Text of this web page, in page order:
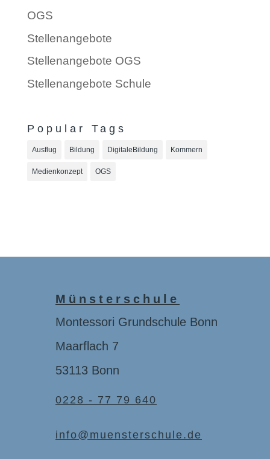
OGS
Stellenangebote
Stellenangebote OGS
Stellenangebote Schule
Popular Tags
Ausflug Bildung DigitaleBildung Kommern
Medienkonzept OGS
Münsterschule
Montessori Grundschule Bonn
Maarflach 7
53113 Bonn
0228 - 77 79 640
info@muensterschule.de